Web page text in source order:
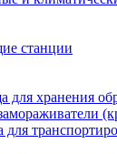
станции
для хранения